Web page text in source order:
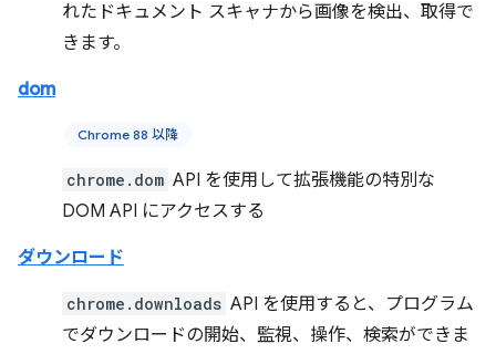
れたドキュメント スキャナから画像を検出、取得で
きます。
dom
Chrome 88 以降
chrome.dom API を使用して拡張機能の特別な
DOM API にアクセスする
ダウンロード
chrome.downloads API を使用すると、プログラム
でダウンロードの開始、監視、操作、検索ができま